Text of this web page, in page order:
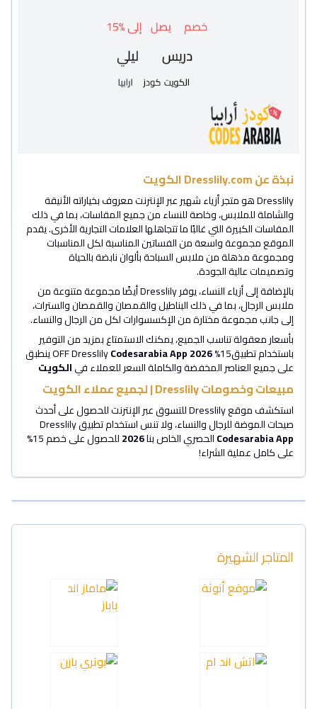
نبذة عن Dresslily.com الكويت
Dresslily هو متجر أزياء شهير عبر الإنترنت معروف بخياراته الأنيقة
والشاملة للملابس، وخاصة للنساء من جميع المقاسات، بما في ذلك
المقاسات الكبيرة التي غالبًا ما تتجاهلها العلامات التجارية الأخرى. يقدم
الموقع مجموعة واسعة من الفساتين المناسبة لكل المناسبات
ومجموعة مذهلة من ملابس السباحة بألوان نابضة بالحياة
وتصميمات عالية الجودة.
بالإضافة إلى أزياء النساء، يوفر Dresslily أيضًا مجموعة متنوعة من
ملابس الرجال، بما في ذلك البناطيل والقمصان والقمصان والسترات،
إلى جانب مجموعة مختارة من الإكسسوارات لكل من الرجال والنساء.
بأسعار معقولة تناسب الجميع، يمكنك الاستمتاع بمزيد من التوفير
باستخدام تطبيق15% OFF Dresslily Codesarabia App2026 ينطبق
على جميع العناصر المخفضة والكاملة السعر للعملاء فيالكويت
مبيعات وخصومات Dresslily | لجميع عملاء الكويت
استكشف موقع Dresslily للتسوق عبر الإنترنت للحصول على أحدث
صيحات الموضة للرجال والنساء، ولا تنس استخدام تطبيق Dresslily
Codesarabia Appالحصري الخاص بنا2026 للحصول على خصم 15%
على كامل عملية الشراء!
المتاجر الشهيرة